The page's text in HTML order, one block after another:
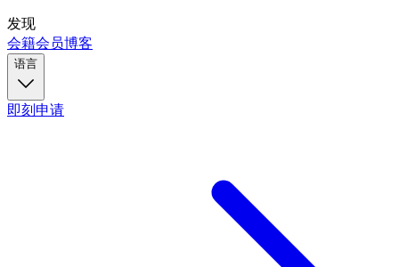
发现
会籍会员博客
语言
即刻申请